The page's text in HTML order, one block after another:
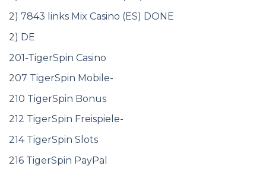
2) 7843 links Mix Casino (ES) DONE
2) DE
201-TigerSpin Casino
207 TigerSpin Mobile-
210 TigerSpin Bonus
212 TigerSpin Freispiele-
214 TigerSpin Slots
216 TigerSpin PayPal